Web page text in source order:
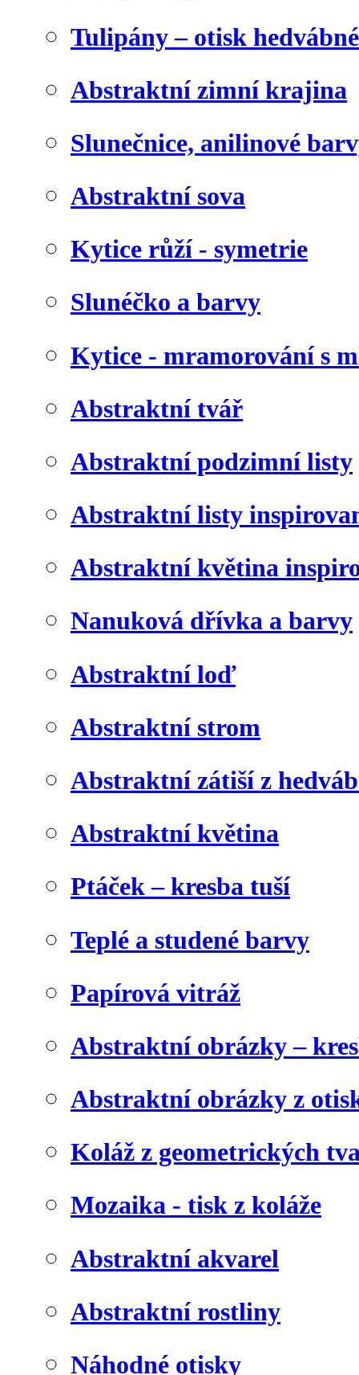
Tulipány – otisk
Abstraktní zimní krajina
Slunečnice, anilinové
Abstraktní sova
Kytice růží - symetrie
Slunéčko a barvy
Kytice - mramorování s
Abstraktní tvář
Abstraktní podzimní listy
Abstraktní listy
Abstraktní květina
Nanuková dřívka a barvy
Abstraktní loď
Abstraktní strom
Abstraktní zátiší z
Abstraktní květina
Ptáček – kresba tuší
Teplé a studené barvy
Papírová vitráž
Abstraktní obrázky –
Abstraktní obrázky z
Koláž z geometrických
Mozaika - tisk z koláže
Abstraktní akvarel
Abstraktní rostliny
Náhodné otisky